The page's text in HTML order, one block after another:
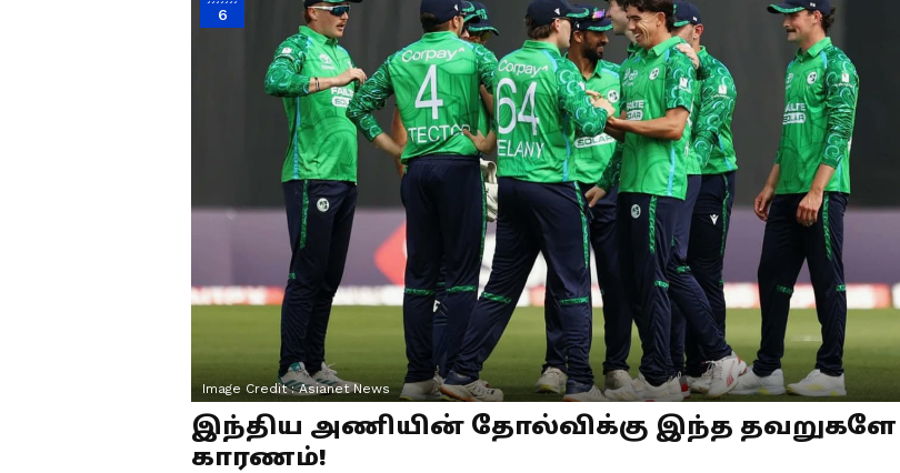
6
Image Credit :Asianet News
இந்திய அணியின் தோல்விக்கு இந்த தவறுகளே
காரணம்!